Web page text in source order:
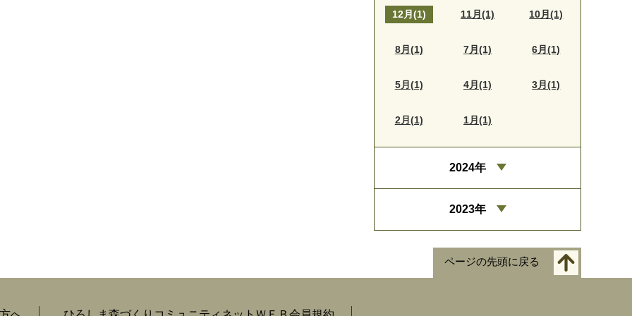
12月(1) 11月(1) 10月(1)
8月(1) 7月(1) 6月(1)
5月(1) 4月(1) 3月(1)
2月(1) 1月(1)
2024年
2023年
ページの先頭に戻る